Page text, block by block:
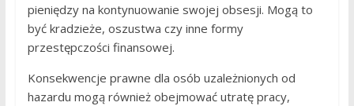
pieniędzy na kontynuowanie swojej obsesji. Mogą to
być kradzieże, oszustwa czy inne formy
przestępczości finansowej.
Konsekwencje prawne dla osób uzależnionych od
hazardu mogą również obejmować utratę pracy,